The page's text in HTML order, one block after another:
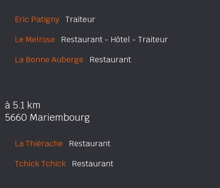
Eric Patigny Traiteur
Le Melrose Restaurant - Hôtel - Traiteur
La Bonne Auberge Restaurant
à 5.1 km
5660 Mariembourg
La Thiérache Restaurant
Tchick Tchick Restaurant